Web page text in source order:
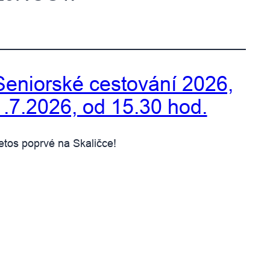
cestování 2026,
od 15.30 hod.
poprvé na Skaličce!